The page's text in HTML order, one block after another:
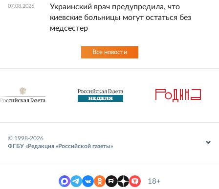
07.08.2026
Украинский врач предупредила, что
киевские больницы могут остаться без
медсестер
Все новости
© 1998-2026
ФГБУ «Редакция «Российской газеты»
18+